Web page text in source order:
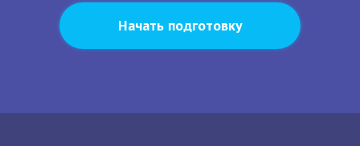
Начать подготовку